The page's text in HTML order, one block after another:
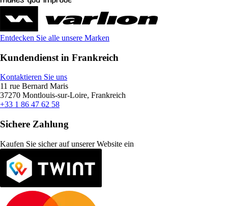
Entdecken Sie alle unsere Marken
Kundendienst in Frankreich
Kontaktieren Sie uns
11 rue Bernard Maris
37270 Montlouis-sur-Loire, Frankreich
+33 1 86 47 62 58
Sichere Zahlung
Kaufen Sie sicher auf unserer Website ein